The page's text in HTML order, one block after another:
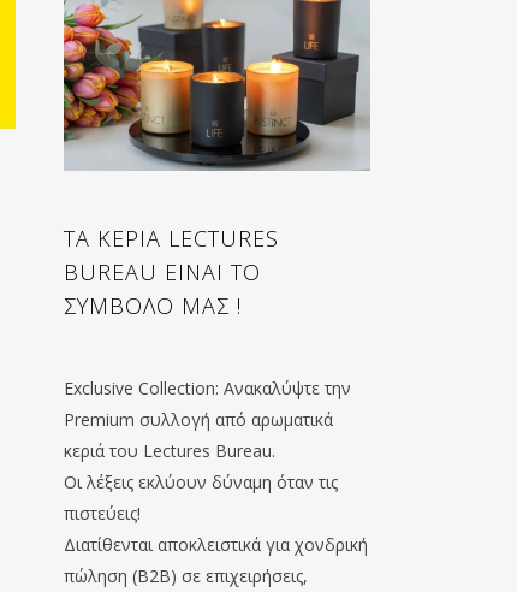
ΤΑ ΚΕΡΙΑ LECTURES
BUREAU ΕΙΝΑΙ ΤΟ
ΣΥΜΒΟΛΟ ΜΑΣ !
Exclusive Collection: Ανακαλύψτε την
Premium συλλογή από αρωματικά
κεριά του Lectures Bureau.
Οι λέξεις εκλύουν δύναμη όταν τις
πιστεύεις!
Διατίθενται αποκλειστικά για χονδρική
πώληση (B2B) σε επιχειρήσεις,